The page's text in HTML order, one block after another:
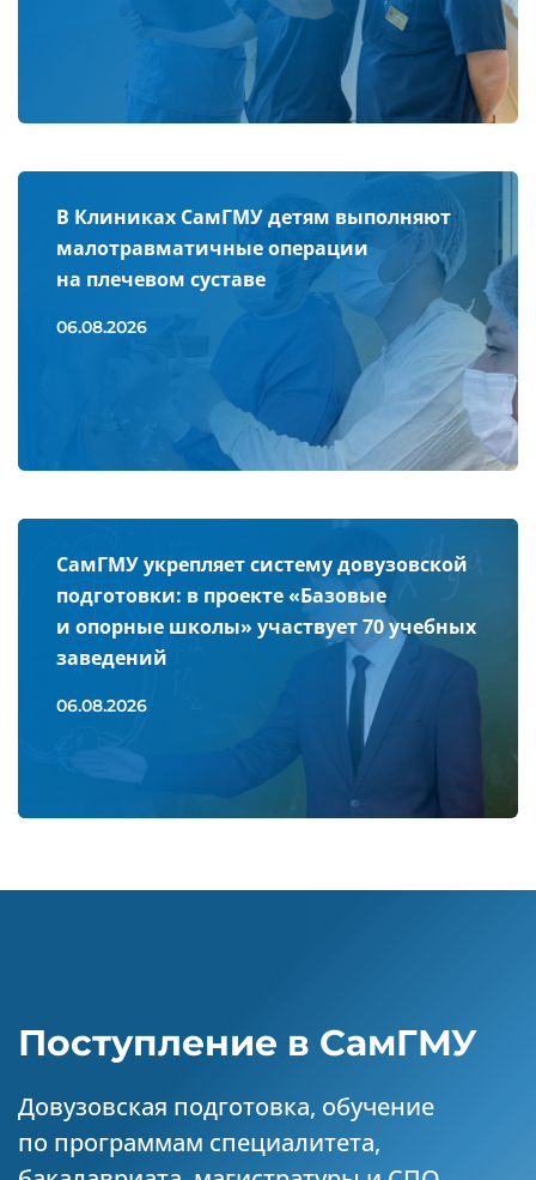
В Клиниках СамГМУ детям выполняют
малотравматичные операции
на плечевом суставе
06.08.2026
СамГМУ укрепляет систему довузовской
подготовки: в проекте «Базовые
и опорные школы» участвует 70 учебных
заведений
06.08.2026
Поступление в СамГМУ
Довузовская подготовка, обучение
по программам специалитета,